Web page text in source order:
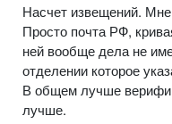
Насчет извещений.
Просто почта РФ,
ней вообще дела не
отделении которое
В общем лучше
лучше.